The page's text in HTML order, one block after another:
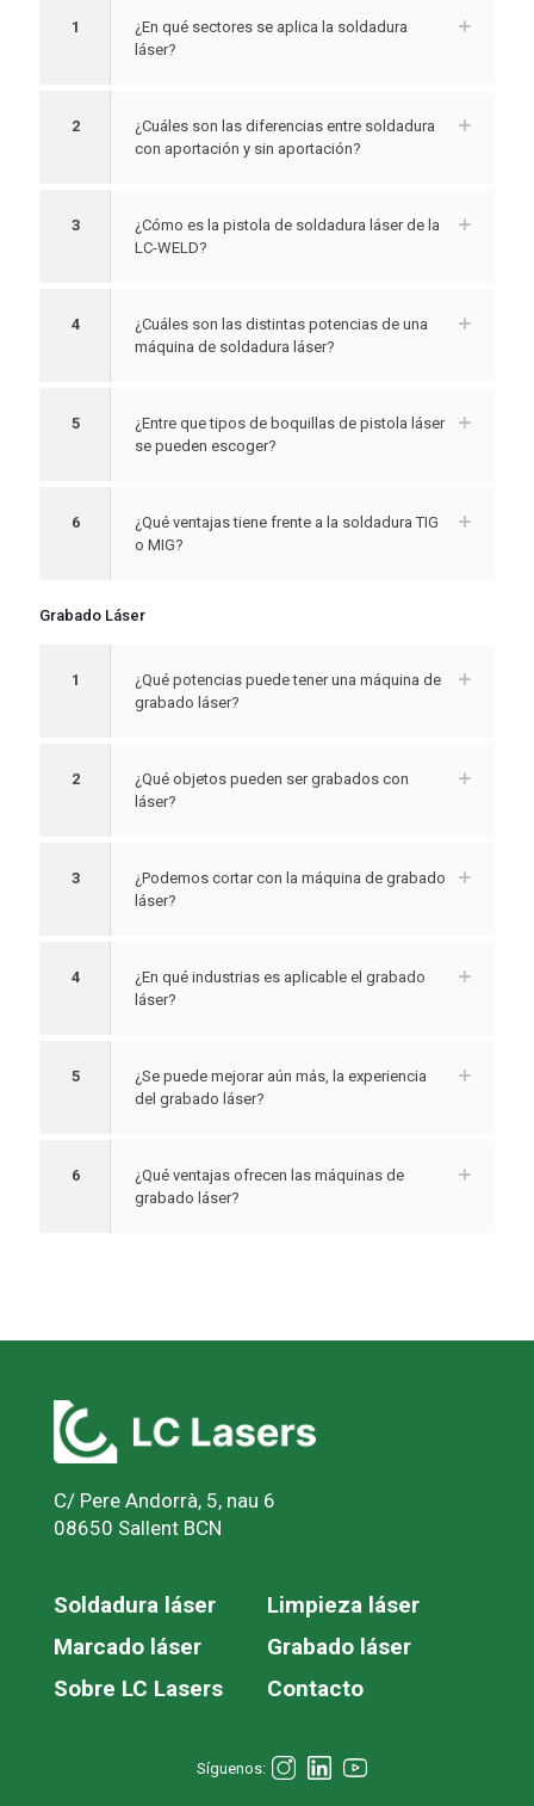
1
¿En qué sectores se aplica la soldadura
láser?
2
¿Cuáles son las diferencias entre soldadura
con aportación y sin aportación?
3
¿Cómo es la pistola de soldadura láser de la
LC-WELD?
4
¿Cuáles son las distintas potencias de una
máquina de soldadura láser?
5
¿Entre que tipos de boquillas de pistola láser
se pueden escoger?
6
¿Qué ventajas tiene frente a la soldadura TIG
o MIG?
Grabado Láser
1
¿Qué potencias puede tener una máquina de
grabado láser?
2
¿Qué objetos pueden ser grabados con
láser?
3
¿Podemos cortar con la máquina de grabado
láser?
4
¿En qué industrias es aplicable el grabado
láser?
5
¿Se puede mejorar aún más, la experiencia
del grabado láser?
6
¿Qué ventajas ofrecen las máquinas de
grabado láser?
C/ Pere Andorrà, 5, nau 6
08650 Sallent BCN
Soldadura láser
Limpieza láser
Marcado láser
Grabado láser
Sobre LC Lasers
Contacto
Síguenos: